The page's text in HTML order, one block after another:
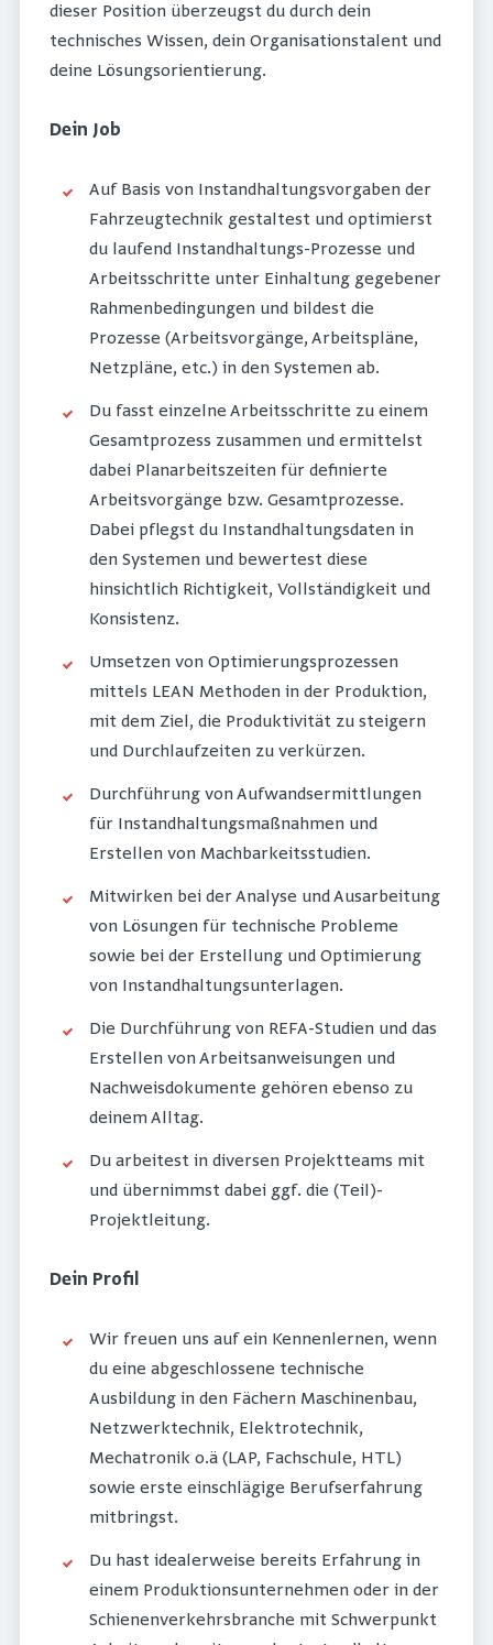
dieser Position überzeugst du durch dein
technisches Wissen, dein Organisationstalent und
deine Lösungsorientierung.
Dein Job
Auf Basis von Instandhaltungsvorgaben der
Fahrzeugtechnik gestaltest und optimierst
du laufend Instandhaltungs-Prozesse und
Arbeitsschritte unter Einhaltung gegebener
Rahmenbedingungen und bildest die
Prozesse (Arbeitsvorgänge, Arbeitspläne,
Netzpläne, etc.) in den Systemen ab.
Du fasst einzelne Arbeitsschritte zu einem
Gesamtprozess zusammen und ermittelst
dabei Planarbeitszeiten für definierte
Arbeitsvorgänge bzw. Gesamtprozesse.
Dabei pflegst du Instandhaltungsdaten in
den Systemen und bewertest diese
hinsichtlich Richtigkeit, Vollständigkeit und
Konsistenz.
Umsetzen von Optimierungsprozessen
mittels LEAN Methoden in der Produktion,
mit dem Ziel, die Produktivität zu steigern
und Durchlaufzeiten zu verkürzen.
Durchführung von Aufwandsermittlungen
für Instandhaltungsmaßnahmen und
Erstellen von Machbarkeitsstudien.
Mitwirken bei der Analyse und Ausarbeitung
von Lösungen für technische Probleme
sowie bei der Erstellung und Optimierung
von Instandhaltungsunterlagen.
Die Durchführung von REFA-Studien und das
Erstellen von Arbeitsanweisungen und
Nachweisdokumente gehören ebenso zu
deinem Alltag.
Du arbeitest in diversen Projektteams mit
und übernimmst dabei ggf. die (Teil)-
Projektleitung.
Dein Profil
Wir freuen uns auf ein Kennenlernen, wenn
du eine abgeschlossene technische
Ausbildung in den Fächern Maschinenbau,
Netzwerktechnik, Elektrotechnik,
Mechatronik o.ä (LAP, Fachschule, HTL)
sowie erste einschlägige Berufserfahrung
mitbringst.
Du hast idealerweise bereits Erfahrung in
einem Produktionsunternehmen oder in der
Schienenverkehrsbranche mit Schwerpunkt